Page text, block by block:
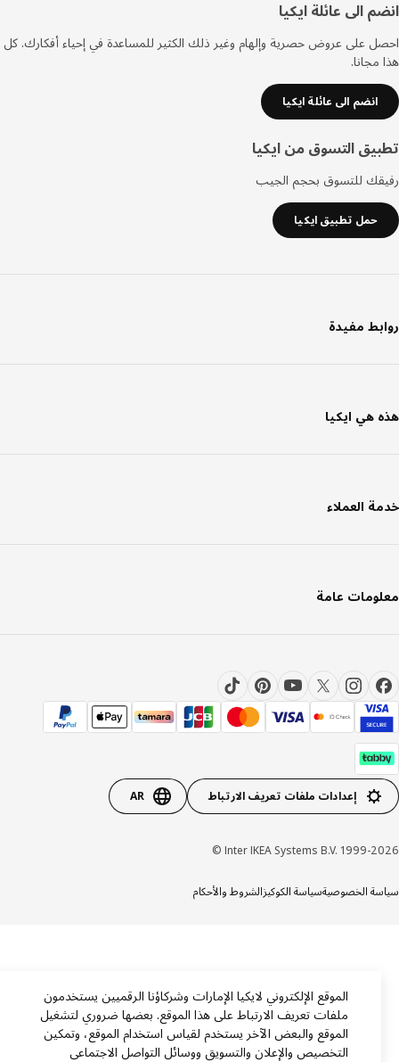
الى عائلة ايكيا
على عروض حصرية وإلهام وغير ذلك الكثير للمساعدة في إحياء أفكارك. كل
انضم الى عائلة ايكيا
التسوق من ايكيا
للتسوق بحجم الجيب
حمل تطبيق ايكيا
مفيدة
هي ايكيا
العملاء
عامة
إعدادات ملفات تعريف الارتباط AR
Inter IKEA Systems B.V. 1999-
الخصوصيةسياسة الكوكيزالشروط والأحكام
الموقع الإلكتروني لايكيا الإمارات وشركاؤنا الرقميين يستخدمون
ملفات تعريف الارتباط على هذا الموقع. بعضها ضروري لتشغيل
الموقع والبعض الآخر يستخدم لقياس استخدام الموقع، وتمكين
التخصيص والإعلان والتسويق ووسائل التواصل الاجتماعي